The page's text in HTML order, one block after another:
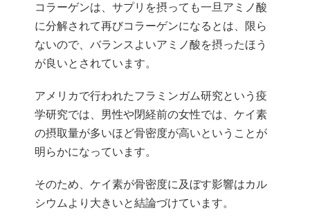
コラーゲンは、サプリを摂っても一旦アミノ酸
に分解されて再びコラーゲンになるとは、限ら
ないので、バランスよいアミノ酸を摂ったほう
が良いとされています。
アメリカで行われたフラミンガム研究という疫
学研究では、男性や閉経前の女性では、ケイ素
の摂取量が多いほど骨密度が高いということが
明らかになっています。
そのため、ケイ素が骨密度に及ぼす影響はカル
シウムより大きいと結論づけています。